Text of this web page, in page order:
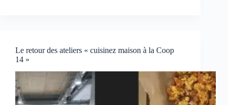
Le retour des ateliers « cuisinez maison à la Coop
14 »